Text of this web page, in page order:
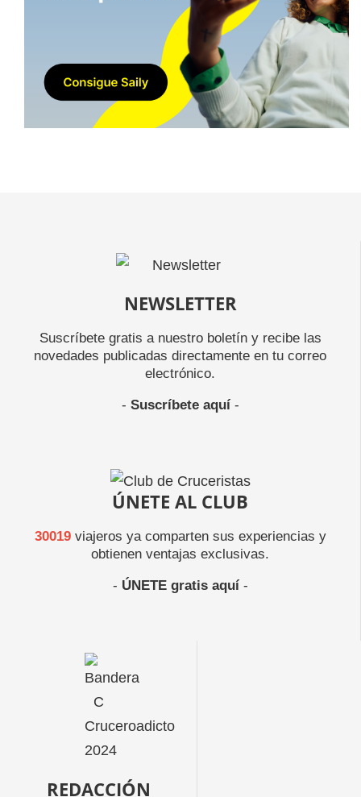
NEWSLETTER
Suscríbete gratis a nuestro boletín y recibe las
novedades publicadas directamente en tu correo
electrónico.
- Suscríbete aquí-
ÚNETE AL CLUB
30019viajeros ya comparten sus experiencias y
obtienen ventajas exclusivas.
- ÚNETE gratis aquí-
REDACCIÓN